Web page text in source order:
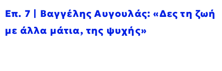
Επ. 7 | Βαγγέλης Αυγουλάς: «Δες τη ζωή
με άλλα μάτια, της ψυχής»